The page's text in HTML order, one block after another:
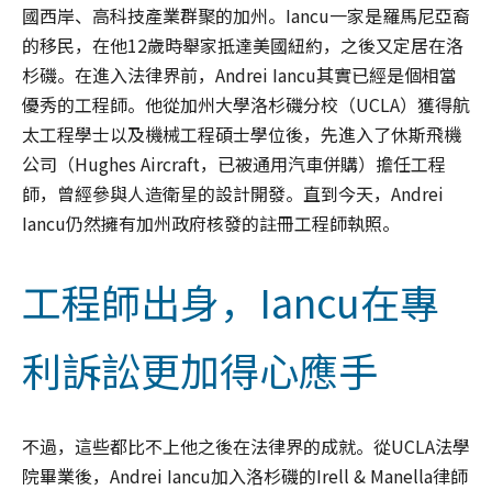
國西岸、高科技產業群聚的加州。Iancu一家是羅馬尼亞裔
的移民，在他12歲時舉家抵達美國紐約，之後又定居在洛
杉磯。在進入法律界前，Andrei Iancu其實已經是個相當
優秀的工程師。他從加州大學洛杉磯分校（UCLA）獲得航
太工程學士以及機械工程碩士學位後，先進入了休斯飛機
公司（Hughes Aircraft，已被通用汽車併購）擔任工程
師，曾經參與人造衛星的設計開發。直到今天，Andrei
Iancu仍然擁有加州政府核發的註冊工程師執照。
工程師出身，Iancu在專
利訴訟更加得心應手
不過，這些都比不上他之後在法律界的成就。從UCLA法學
院畢業後，Andrei Iancu加入洛杉磯的Irell & Manella律師